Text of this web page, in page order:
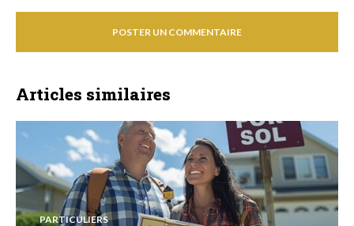
Articles similaires
PARTICULIERS